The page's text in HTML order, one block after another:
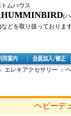
ムハウス
HUMMINBIRD(
どを取り扱っておりま
エレキアクセサリー
ヘビーデ